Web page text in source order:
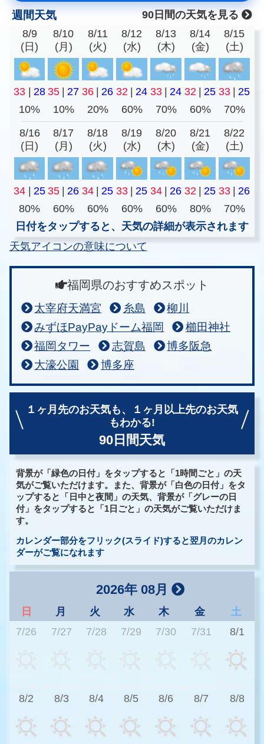
週間天気
90日間の天気を見る
8/9
(日)
8/10
(月)
8/11
(火)
8/12
(水)
8/13
(木)
8/14
(金)
8/15
(土)
33 | 28 35 | 27 36 | 26 32 | 24 33 | 24 32 | 25 33 | 25
10%
10% 20% 60% 70% 60% 70%
8/16
(日)
8/17
(月)
8/18
(火)
8/19
(水)
8/20
(木)
8/21
(金)
8/22
(土)
34 | 25 35 | 26 34 | 25 33 | 25 34 | 26 32 | 25 33 | 26
80%
60% 60% 60% 60% 80%
70%
日付をタップすると、天気の詳細が表示されます
天気アイコンの意味について
福岡県のおすすめスポット
太宰府天満宮 糸島
柳川
みずほPayPayドーム福岡
櫛田神社
福岡タワー
志賀島
博多阪急
大濠公園
博多座
１ヶ月先のお天気も、
１ヶ月以上先のお天気
もわかる!
90日間天気
背景が「緑色の日付」をタップすると「1時間ごと」の天
気がご覧いただけます。また、背景が「白色の日付」をタ
ップすると「日中と夜間」の天気、背景が「グレーの日
付」をタップすると「1日ごと」の天気がご覧いただけま
す。
カレンダー部分をフリック(スライド)すると翌月のカレン
ダーがご覧になれます
2026年 08月
日 月 火 水 木 金
土
7/26
7/27 7/28 7/29 7/30 7/31 8/1
8/2 8/3 8/4 8/5 8/6 8/7 8/8